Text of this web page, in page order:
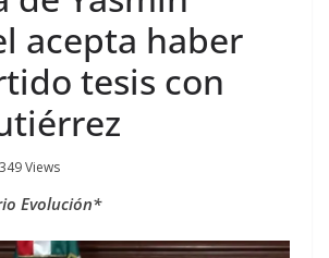
acepta haber
tesis con
349 Views
Evolución*